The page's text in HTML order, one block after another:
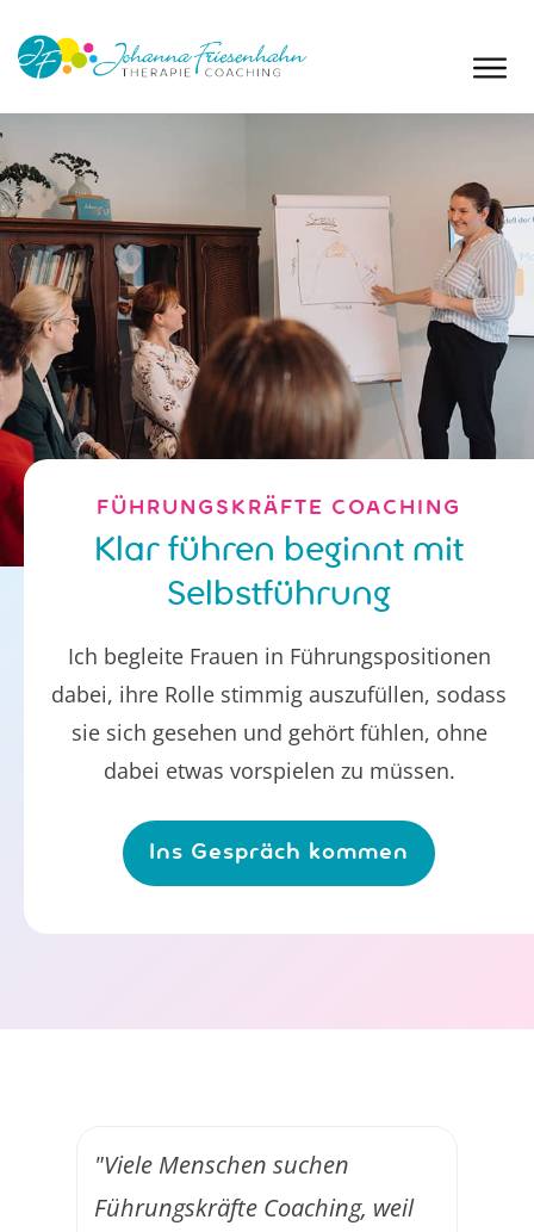
FÜHRUNGSKRÄFTE COACHING
Klar führen beginnt mit
Selbstführung
Ich begleite Frauen in Führungspositionen
dabei, ihre Rolle stimmig auszufüllen, sodass
sie sich gesehen und gehört fühlen, ohne
dabei etwas vorspielen zu müssen.
Ins Gespräch kommen
"Viele Menschen suchen
Führungskräfte Coaching, weil